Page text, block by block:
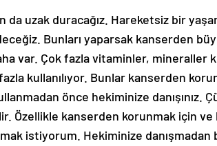
da uzak duracağız. Hareketsiz bir
Bunları yaparsak kanserden
var. Çok fazla vitaminler, mineraller
kullanılıyor. Bunlar kanserden
önce hekiminize danışınız.
Özellikle kanserden korunmak için
istiyorum. Hekiminize danışmadan